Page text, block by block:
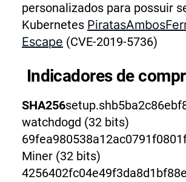
personalizados para possuir
Kubernetes PiratasAmbos
Escape (CVE-2019-5736)
Indicadores de
SHA256
watchdogd (32 bits)
Miner (32 bits)